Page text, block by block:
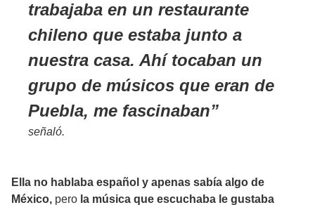
trabajaba en un restaurante
chileno que estaba junto a
nuestra casa. Ahí tocaban un
grupo de músicos que eran de
Puebla, me fascinaban
señaló.
Ella no hablaba español y apenas sabía algo de
México, pero la música que escuchaba le gustaba